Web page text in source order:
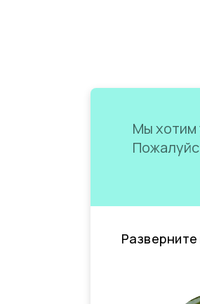
Мы хотим